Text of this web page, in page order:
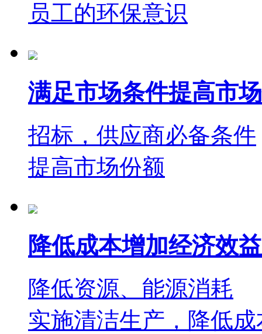
员工的环保意识
满足市场条件提高市
招标，供应商必备条件
提高市场份额
降低成本增加经济效益
降低资源、能源消耗
实施清洁生产，降低成